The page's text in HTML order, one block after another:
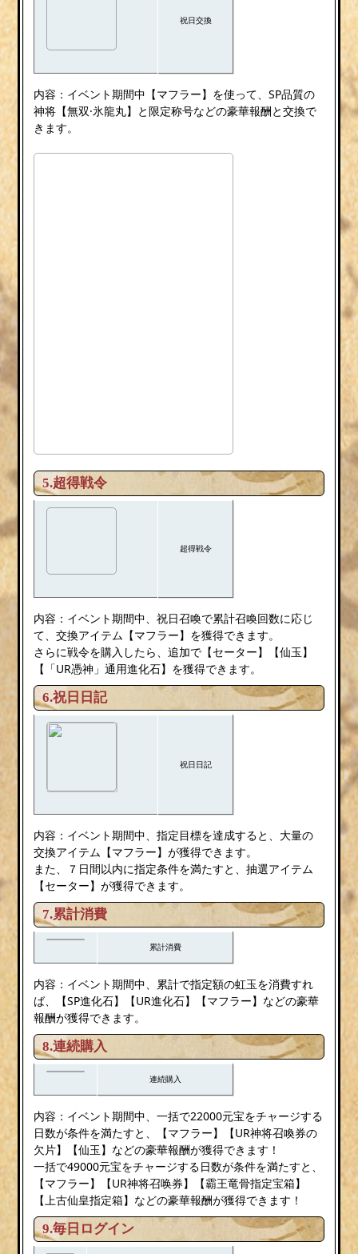
祝日交換
内容：イベント期間中【マフラー】を使って、SP品質の
神将【無双·氷龍丸】と限定称号などの豪華報酬と交換で
きます。
5.超得戦令
超得戦令
内容：イベント期間中、祝日召喚で累計召喚回数に応じ
て、交換アイテム【マフラー】を獲得できます。
さらに戦令を購入したら、追加で【セーター】【仙玉】
【「UR憑神」通用進化石】を獲得できます。
6.祝日日記
祝日日記
内容：イベント期間中、指定目標を達成すると、大量の
交換アイテム【マフラー】が獲得できます。
また、７日間以内に指定条件を満たすと、抽選アイテム
【セーター】が獲得できます。
7.累計消費
累計消費
内容：イベント期間中、累計で指定額の虹玉を消費すれ
ば、【SP進化石】【UR進化石】【マフラー】などの豪華
報酬が獲得できます。
8.連続購入
連続購入
内容：イベント期間中、一括で22000元宝をチャージする
日数が条件を満たすと、【マフラー】【UR神将召喚券の
欠片】【仙玉】などの豪華報酬が獲得できます！
一括で49000元宝をチャージする日数が条件を満たすと、
【マフラー】【UR神将召唤券】【霸王竜骨指定宝箱】
【上古仙皇指定箱】などの豪華報酬が獲得できます！
9.毎日ログイン